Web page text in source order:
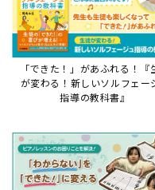
「できた！」があふれる！『
が変わる！新しいソルフェー
指導の教科書』